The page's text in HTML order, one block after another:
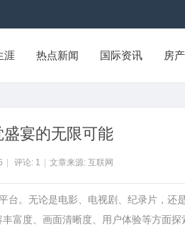
涯 热点新闻 国际资讯 房
宴的无限可能
评论: 1 文章来源: 互联网
台。无论是电影、电视剧、纪录片，还
富度、画面清晰度、用户体验等方面探